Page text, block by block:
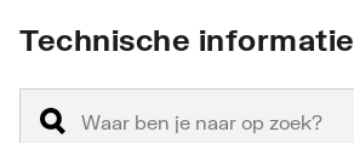
Technische informatie